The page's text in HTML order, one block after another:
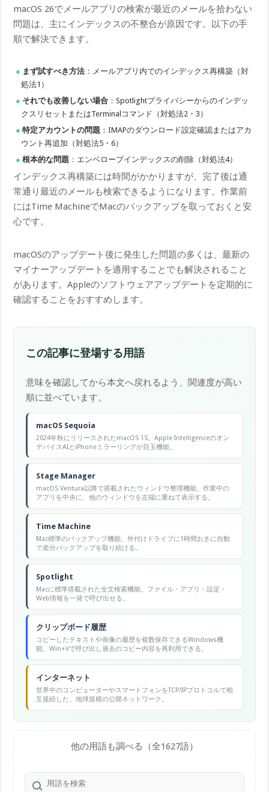
macOS 26でメールアプリの検索が最近のメールを拾わない
問題は、主にインデックスの不整合が原因です。以下の手
順で解決できます。
まず試すべき方法 ：メールアプリ内でのインデックス再構築（対
処法1）
それでも改善しない場合 ：Spotlightプライバシーからのインデッ
クスリセットまたはTerminalコマンド（対処法2・3）
特定アカウントの問題 ：IMAPのダウンロード設定確認またはアカ
ウント再追加（対処法5・6）
根本的な問題 ：エンベロープインデックスの削除（対処法4）
インデックス再構築には時間がかかりますが、完了後は通
常通り最近のメールも検索できるようになります。作業前
にはTime MachineでMacのバックアップを取っておくと安
心です。
macOSのアップデート後に発生した問題の多くは、最新の
マイナーアップデートを適用することでも解決されること
があります。Appleのソフトウェアアップデートを定期的に
確認することをおすすめします。
この記事に登場する用語
意味を確認してから本文へ戻れるよう、関連度が高い
順に並べています。
macOS Sequoia
2024年秋にリリースされたmacOS 15。Apple Intelligenceのオン
デバイスAIとiPhoneミラーリングが目玉機能。
Stage Manager
macOS Ventura以降で搭載されたウィンドウ整理機能。作業中の
アプリを中央に、他のウィンドウを左端に重ねて表示する。
Time Machine
Mac標準のバックアップ機能。外付けドライブに1時間おきに自動
で差分バックアップを取り続ける。
Spotlight
Macに標準搭載された全文検索機能。ファイル・アプリ・設定・
Web情報を一発で呼び出せる。
クリップボード履歴
コピーしたテキストや画像の履歴を複数保存できるWindows機
能。Win+Vで呼び出し過去のコピー内容を再利用できる。
インターネット
世界中のコンピューターやスマートフォンをTCP/IPプロトコルで相
互接続した、地球規模の公開ネットワーク。
他の用語も調べる（全1627語）